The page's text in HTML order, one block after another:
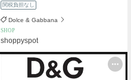
関税負担なし
Dolce & Gabbana
SHOP
shoppyspot